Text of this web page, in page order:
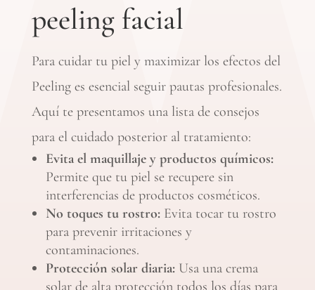
peeling facial
Para cuidar tu piel y maximizar los efectos del
Peeling es esencial seguir pautas profesionales.
Aquí te presentamos una lista de consejos
para el cuidado posterior al tratamiento:
Evita el maquillaje y productos químicos:
Permite que tu piel se recupere sin
interferencias de productos cosméticos.
No toques tu rostro:Evita tocar tu rostro
para prevenir irritaciones y
contaminaciones.
Protección solar diaria:Usa una crema
solar de alta protección todos los días para